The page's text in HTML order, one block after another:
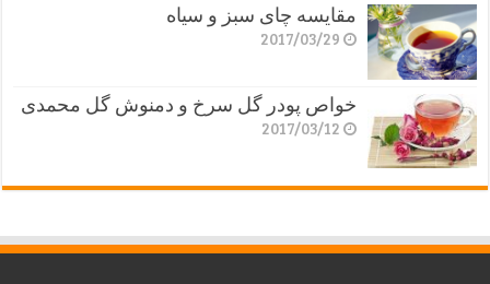
مقایسه چای سبز و سیاه
2017/03/29
خواص پودر گل سرخ و دمنوش گل محمدی
2017/03/12